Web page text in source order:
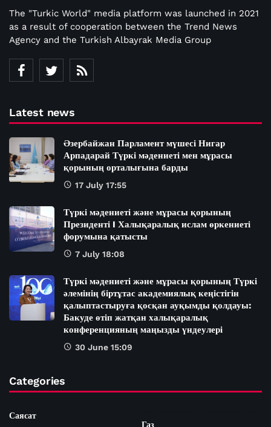
The "Turkic World" media platform was launched in 2021
as a result of cooperation between the Trend News
Agency and the Turkish Albayrak Media Group
Latest news
Әзербайжан Парламент мүшесі Нигар
Арпадарай Түркі мәдениеті мен мұрасы
қорының орталығына барды
17 July 17:55
Түркі мәдениеті және мұрасы қорының
Президенті I Халықаралық ислам өркениеті
форумына қатысты
7 July 18:08
Түркі мәдениеті және мұрасы қорының Түркі
әлемінің біртұтас академиялық кеңістігін
қалыптастыруға қосқан ауқымды қолдауы:
Бакуде өтіп жатқан халықаралық
конференцияның маңызды үндеулері
30 June 15:09
Categories
Саясат
Газ